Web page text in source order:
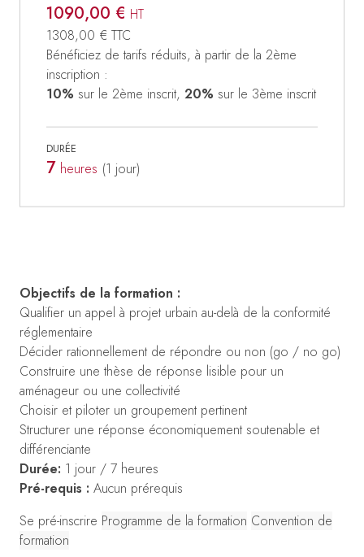
1090,00 € HT
1308,00 € TTC
Bénéficiez de tarifs réduits, à partir de la 2ème
inscription :
10% sur le 2ème inscrit, 20% sur le 3ème inscrit
DURÉE
7 heures (1 jour)
Objectifs de la formation :
Qualifier un appel à projet urbain au-delà de la conformité
réglementaire
Décider rationnellement de répondre ou non (go / no go)
Construire une thèse de réponse lisible pour un
aménageur ou une collectivité
Choisir et piloter un groupement pertinent
Structurer une réponse économiquement soutenable et
différenciante
Durée: 1 jour / 7 heures
Pré-requis : Aucun prérequis
Se pré-inscrire Programme de la formation Convention de
formation